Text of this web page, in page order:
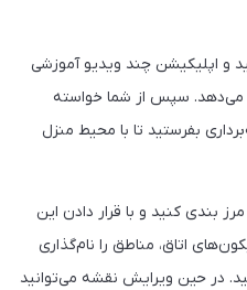
و اپلیکیشن چند ویدیو آموزشی
می‌دهد. سپس از شما خواسته
بفرستید تا با محیط منزل
بندی کنید و با قرار دادن این
اتاق، مناطق را نام‌گذاری
در حین ویرایش نقشه می‌توانید